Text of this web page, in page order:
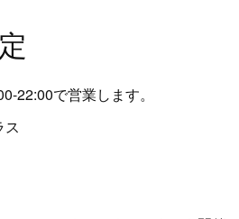
22:00で営業します。
ス